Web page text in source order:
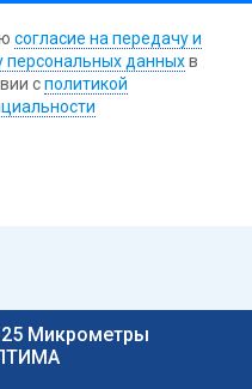
согласие на передачу и
персональных данныхв
сполитикой
25 Микрометры